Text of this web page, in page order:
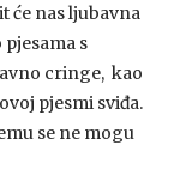
će nas ljubavna
s
cringe, kao
pjesmi sviđa.
se ne mogu